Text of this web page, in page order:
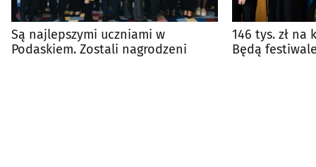
Są najlepszymi uczniami w
Podaskiem. Zostali nagrodzeni
146 tys. zł na
Będą